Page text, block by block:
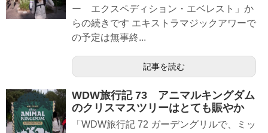
ー エクスペディション・エベレスト」か
らの続きです エキストラマジックアワーで
の予定は無事終...
記事を読む
WDW旅行記 73 アニマルキングダム
のクリスマスツリーはとても賑やか
「WDW旅行記 72 ガーデングリルで、ミッ